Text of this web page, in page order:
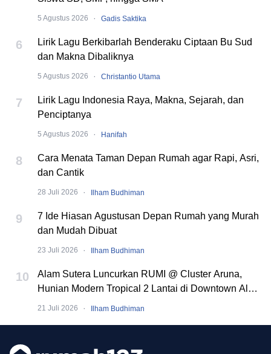
5 Agustus 2026 · Gadis Saktika
6
Lirik Lagu Berkibarlah Benderaku Ciptaan Bu Sud
dan Makna Dibaliknya
5 Agustus 2026 · Christantio Utama
7
Lirik Lagu Indonesia Raya, Makna, Sejarah, dan
Penciptanya
5 Agustus 2026 · Hanifah
8
Cara Menata Taman Depan Rumah agar Rapi, Asri,
dan Cantik
28 Juli 2026 · Ilham Budhiman
9
7 Ide Hiasan Agustusan Depan Rumah yang Murah
dan Mudah Dibuat
23 Juli 2026 · Ilham Budhiman
10
Alam Sutera Luncurkan RUMI @ Cluster Aruna,
Hunian Modern Tropical 2 Lantai di Downtown Alam
Sutera
21 Juli 2026 · Ilham Budhiman